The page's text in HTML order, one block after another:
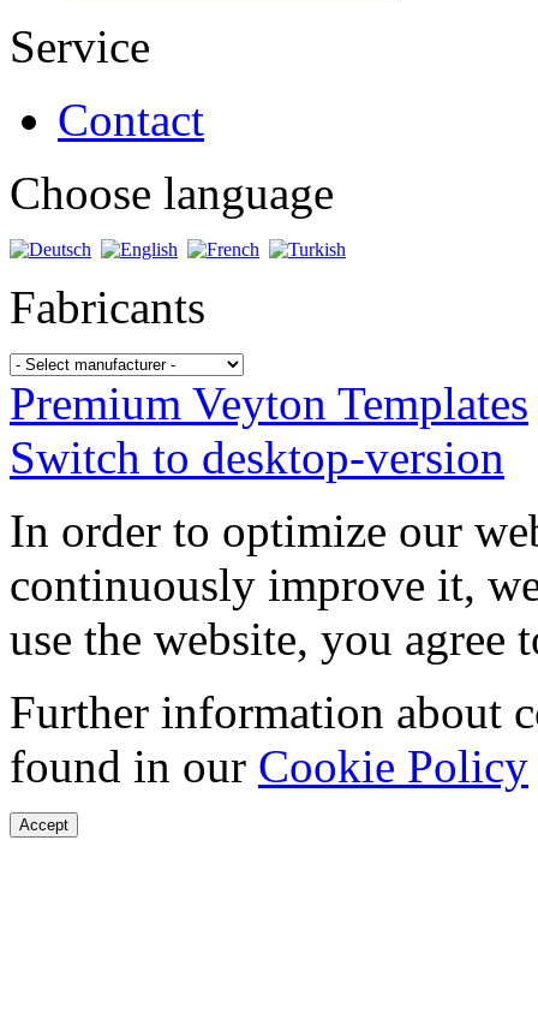
Service
Contact
Choose language
Fabricants
Premium Veyton Templates
Switch to desktop-version
In order to optimize our
continuously improve it,
use the website, you agree
Further information about
found in our Cookie Policy
Accept